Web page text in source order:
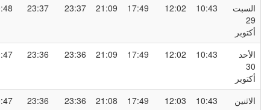
10:43
12:02
17:49
21:09
23:37
23:37
00:48
10:43
12:02
17:49
21:09
23:36
23:36
00:47
10:43
12:03
17:49
21:08
23:36
23:36
00:47